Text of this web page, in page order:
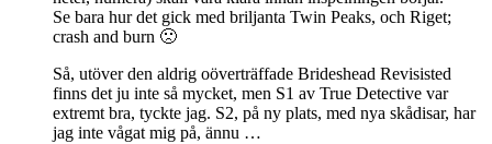
Se bara hur det gick med briljanta Twin Peaks, och Riget;
crash and burn 🙁
Så, utöver den aldrig oöverträffade Brideshead Revisisted
finns det ju inte så mycket, men S1 av True Detective var
extremt bra, tyckte jag. S2, på ny plats, med nya skådisar, har
jag inte vågat mig på, ännu …